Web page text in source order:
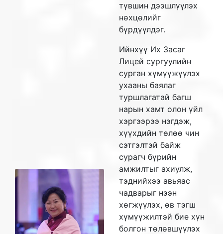
түвшин дээшлүүлэх
нөхцөлийг
бүрдүүлдэг.
Ийнхүү Их Засаг
Лицей сургуулийн
сурган хүмүүжүүлэх
ухааны баялаг
туршлагатай багш
нарын хамт олон үйл
хэргээрээ нэгдэж,
хүүхдийн төлөө чин
сэтгэлтэй байж
сурагч бүрийн
амжилтыг ахиулж,
тэднийхээ авьяас
чадварыг нээн
хөгжүүлэх, өв тэгш
хүмүүжилтэй бие хүн
болгон төлөвшүүлэх